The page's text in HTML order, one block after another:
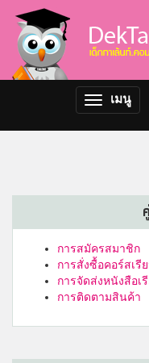
Toggle
navigation
เมนู
การสมัครสมาชิก
การสั่งซื้อคอร์สเรี
การจัดส่งหนังสือเ
การติดตามสินค้า